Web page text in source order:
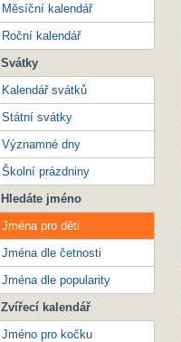
Měsíční kalendář
Roční kalendář
Svátky
Kalendář svátků
Státní svátky
Významné dny
Školní prázdniny
Hledáte jméno
Jména pro děti
Jména dle četnosti
Jména dle popularity
Zvířecí kalendář
Jméno pro kočku